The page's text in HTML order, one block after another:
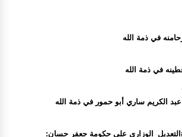
في ذمة الله
في ذمة الله
الكريم ساري أبو حمور في ذمة الله
على حكومة جعفر حسان: